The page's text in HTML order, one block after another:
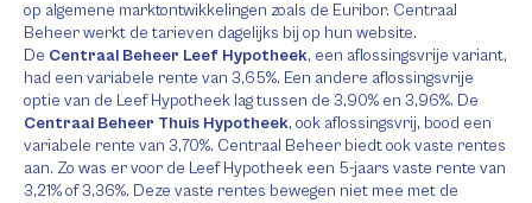
op algemene marktontwikkelingen zoals de Euribor. Centraal
Beheer werkt de tarieven dagelijks bij op hun website.
De Centraal Beheer Leef Hypotheek, een aflossingsvrije variant,
had een variabele rente van 3,65%. Een andere aflossingsvrije
optie van de Leef Hypotheek lag tussen de 3,90% en 3,96%. De
Centraal Beheer Thuis Hypotheek, ook aflossingsvrij, bood een
variabele rente van 3,70%. Centraal Beheer biedt ook vaste rentes
aan. Zo was er voor de Leef Hypotheek een 5-jaars vaste rente van
3,21% of 3,36%. Deze vaste rentes bewegen niet mee met de